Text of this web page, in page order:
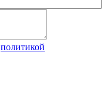
политикой